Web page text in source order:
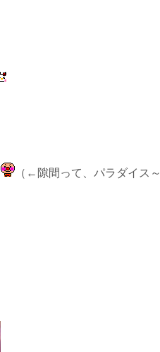
（←隙間って、パラダイス～